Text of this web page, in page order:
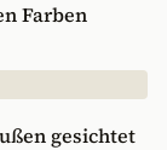
Farben
gesichtet